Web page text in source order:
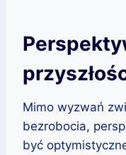
Mimo wyzwań
bezrobocia,
być